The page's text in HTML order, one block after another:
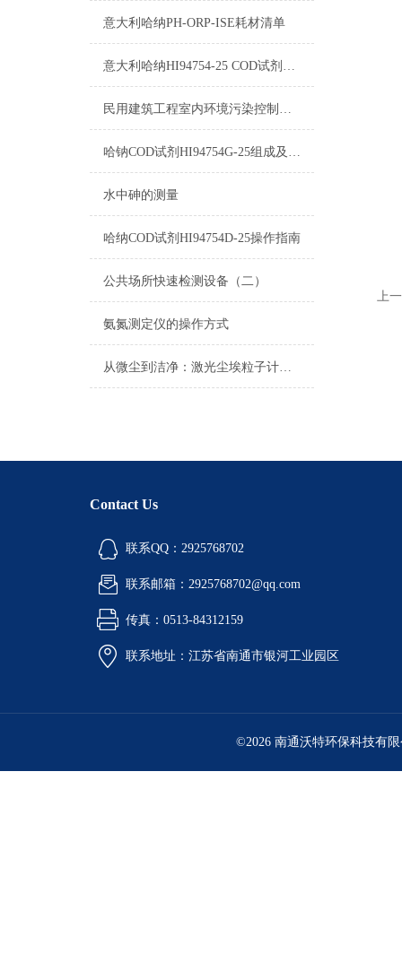
意大利哈纳PH-ORP-ISE耗材清单
意大利哈纳HI94754-25 COD试剂测量标准和量程
民用建筑工程室内环境污染控制规范
哈钠COD试剂HI94754G-25组成及测量范围
水中砷的测量
哈纳COD试剂HI94754D-25操作指南
公共场所快速检测设备（二）
氨氮测定仪的操作方式
从微尘到洁净：激光尘埃粒子计数器在空气质量监测中的关键作用
上
Contact Us
联系QQ：2925768702
联系邮箱：2925768702@qq.com
传真：0513-84312159
联系地址：江苏省南通市银河工业园区
©2026 南通沃特环保科技有